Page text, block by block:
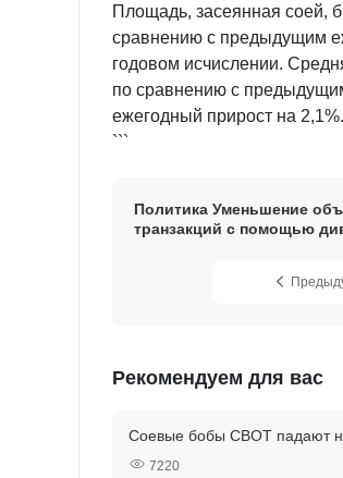
Площадь, засеянная соей,
сравнению с предыдущим
годовом исчислении.
по сравнению с
ежегодный прирост на 2,1%.
```
Политика Уменьшение
транзакций с помощью
Рекомендуем для вас
Соевые бобы CBOT падают
7220